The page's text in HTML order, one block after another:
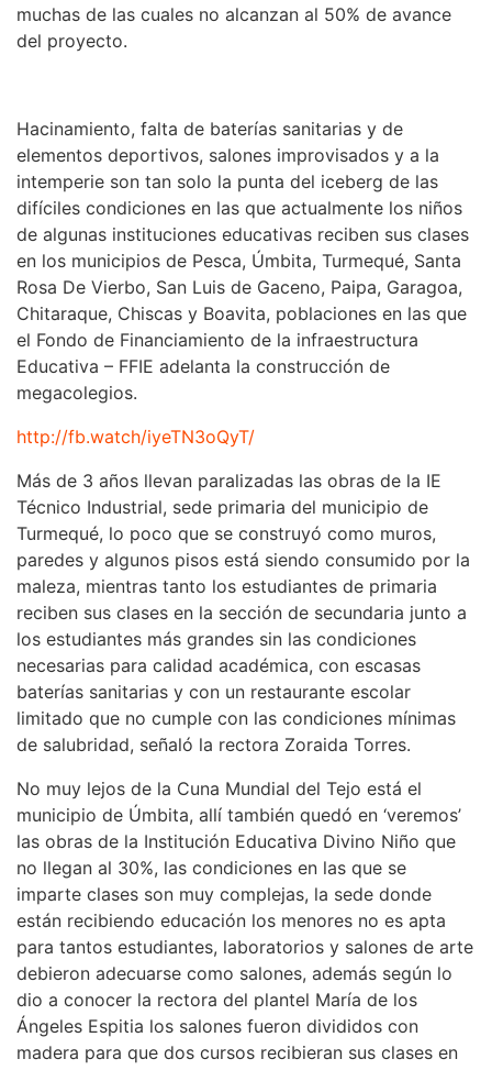
muchas de las cuales no alcanzan al 50% de avance
del proyecto.
Hacinamiento, falta de baterías sanitarias y de
elementos deportivos, salones improvisados y a la
intemperie son tan solo la punta del iceberg de las
difíciles condiciones en las que actualmente los niños
de algunas instituciones educativas reciben sus clases
en los municipios de Pesca, Úmbita, Turmequé, Santa
Rosa De Vierbo, San Luis de Gaceno, Paipa, Garagoa,
Chitaraque, Chiscas y Boavita, poblaciones en las que
el Fondo de Financiamiento de la infraestructura
Educativa – FFIE adelanta la construcción de
megacolegios.
http://fb.watch/iyeTN3oQyT/
Más de 3 años llevan paralizadas las obras de la IE
Técnico Industrial, sede primaria del municipio de
Turmequé, lo poco que se construyó como muros,
paredes y algunos pisos está siendo consumido por la
maleza, mientras tanto los estudiantes de primaria
reciben sus clases en la sección de secundaria junto a
los estudiantes más grandes sin las condiciones
necesarias para calidad académica, con escasas
baterías sanitarias y con un restaurante escolar
limitado que no cumple con las condiciones mínimas
de salubridad, señaló la rectora Zoraida Torres.
No muy lejos de la Cuna Mundial del Tejo está el
municipio de Úmbita, allí también quedó en ‘veremos’
las obras de la Institución Educativa Divino Niño que
no llegan al 30%, las condiciones en las que se
imparte clases son muy complejas, la sede donde
están recibiendo educación los menores no es apta
para tantos estudiantes, laboratorios y salones de arte
debieron adecuarse como salones, además según lo
dio a conocer la rectora del plantel María de los
Ángeles Espitia los salones fueron divididos con
madera para que dos cursos recibieran sus clases en